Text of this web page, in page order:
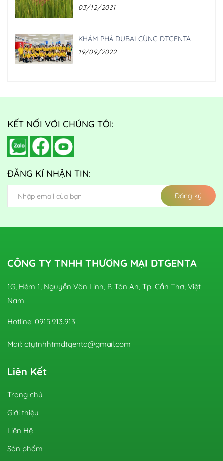
03/12/2021
KHÁM PHÁ DUBAI CÙNG DTGENTA
19/09/2022
KẾT NỐI VỚI CHÚNG TÔI:
ĐĂNG KÍ NHẬN TIN:
Đăng ký
CÔNG TY TNHH THƯƠNG MẠI DTGENTA
1G, Hẻm 1, Nguyễn Văn Linh, P. Tân An, Tp. Cần Thơ, Việt
Nam
Hotline: 0915.913.913
Mail: ctytnhhtmdtgenta@gmail.com
Liên Kết
Trang chủ
Giới thiệu
Liên Hệ
Sản phẩm